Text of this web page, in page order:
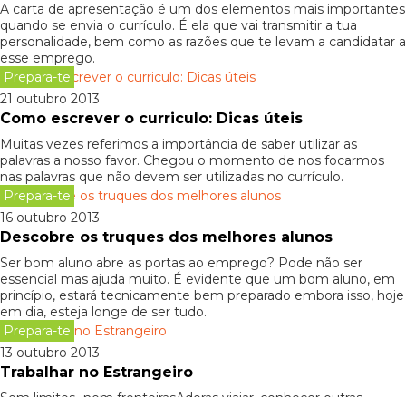
A carta de apresentação é um dos elementos mais importantes
quando se envia o currículo. É ela que vai transmitir a tua
personalidade, bem como as razões que te levam a candidatar a
esse emprego.
Prepara-te
21 outubro 2013
Como escrever o curriculo: Dicas úteis
Muitas vezes referimos a importância de saber utilizar as
palavras a nosso favor. Chegou o momento de nos focarmos
nas palavras que não devem ser utilizadas no currículo.
Prepara-te
16 outubro 2013
Descobre os truques dos melhores alunos
Ser bom aluno abre as portas ao emprego? Pode não ser
essencial mas ajuda muito. É evidente que um bom aluno, em
princípio, estará tecnicamente bem preparado embora isso, hoje
em dia, esteja longe de ser tudo.
Prepara-te
13 outubro 2013
Trabalhar no Estrangeiro